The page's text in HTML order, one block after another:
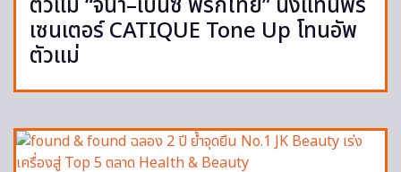
เซนเตอร์ CATIQUE Tone Up โทนอัพ
ตัวแม่